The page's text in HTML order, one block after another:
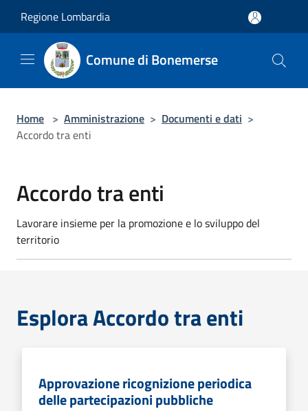
Regione Lombardia
Comune di Bonemerse
Home > Amministrazione > Documenti e dati >
Accordo tra enti
Accordo tra enti
Lavorare insieme per la promozione e lo sviluppo del
territorio
Esplora Accordo tra enti
Approvazione ricognizione periodica
delle partecipazioni pubbliche